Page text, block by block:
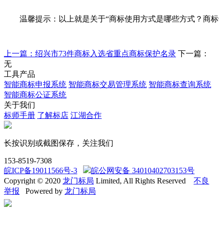
温馨提示：以上就是关于“商标使用方式是哪些方式？商标
上一篇：绍兴市73件商标入选省重点商标保护名录 下一篇：
无
工具产品
智能商标申报系统 智能商标交易管理系统 智能商标查询系统
智能商标公证系统
关于我们
标师手册 了解标店 江湖合作
长按识别或截图保存，关注我们
153-8519-7308
皖ICP备19011566号-3
皖公网安备 34010402703153号
Copyright © 2020 龙门标局 Limited, All Rights Reserved 不良
举报 Powered by 龙门标局